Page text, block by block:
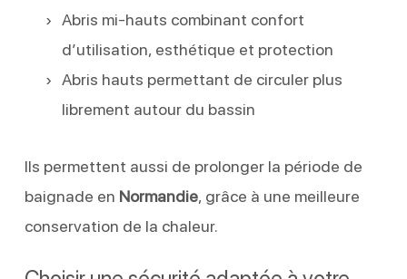
Abris mi-hauts combinant confort
d’utilisation, esthétique et protection
Abris hauts permettant de circuler plus
librement autour du bassin
Ils permettent aussi de prolonger la période de
baignade en Normandie, grâce à une meilleure
conservation de la chaleur.